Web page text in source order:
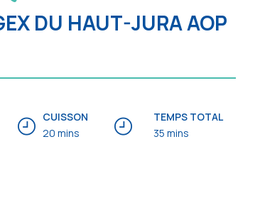
DU HAUT-JURA AOP
CUISSON
20 mins
TEMPS TOTAL
35 mins